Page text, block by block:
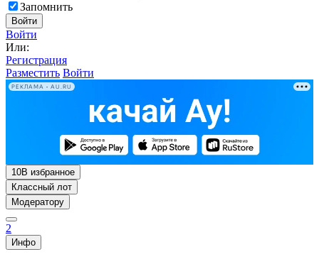
Запомнить
Войти
Войти
Или:
Регистрация
Разместить Войти
РЕКЛАМА • AU.RU
10В избранное
Классный лот
Модератору
2
Инфо